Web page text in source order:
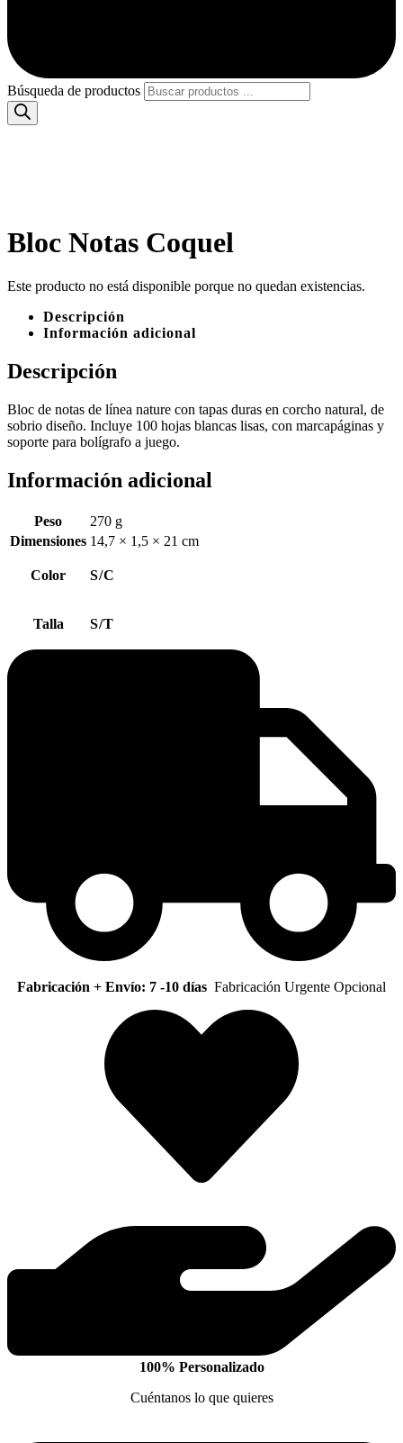
Búsqueda de productos
Bloc Notas Coquel
Este producto no está disponible porque no quedan existencias.
Descripción
Información adicional
Descripción
Bloc de notas de línea nature con tapas duras en corcho natural, de
sobrio diseño. Incluye 100 hojas blancas lisas, con marcapáginas y
soporte para bolígrafo a juego.
Información adicional
Peso
270 g
Dimensiones 14,7 × 1,5 × 21 cm
Color S/C
Talla S/T
Fabricación + Envío: 7 -10 días Fabricación Urgente Opcional
100% Personalizado
Cuéntanos lo que quieres